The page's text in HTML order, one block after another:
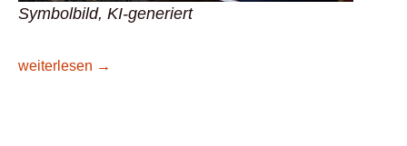
Symbolbild, KI-generiert
In Texas: Die sehr politische Rede des Präsidenten der DR
weiterlesen →